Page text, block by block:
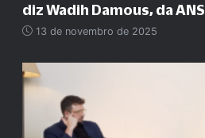
diz Wadih Damous, da ANS
13 de novembro de 2025